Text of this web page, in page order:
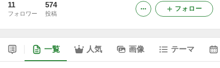
11
フォロワー
574
投稿
フォロー
一覧 人気 画像 テーマ